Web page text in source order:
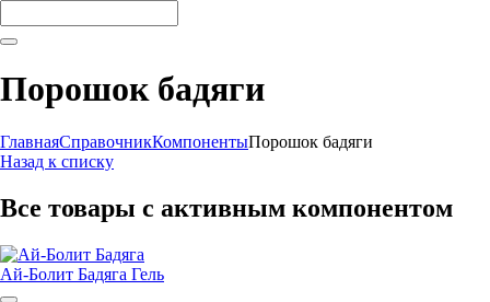
Порошок бадяги
ГлавнаяСправочникКомпонентыПорошок бадяги
Назад к списку
Все товары с активным компонентом
Ай-Болит Бадяга Гель